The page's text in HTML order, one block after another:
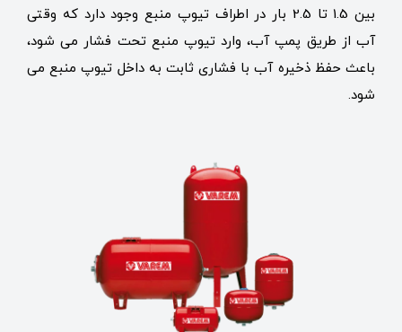
بین 1.5 تا 2.5 بار در اطراف تیوپ منبع وجود دارد که وقتی
آب از طریق پمپ آب، وارد تیوپ منبع تحت فشار می شود،
باعث حفظ ذخیره آب با فشاری ثابت به داخل تیوپ منبع می
شود.